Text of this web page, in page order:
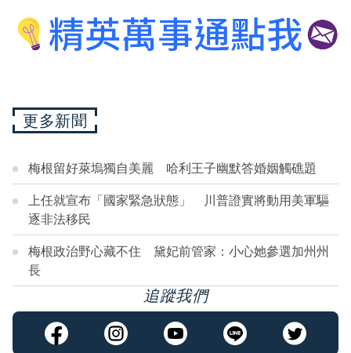
更多新聞
梅根留好萊塢獨自美麗 哈利王子幽默答婚姻觸礁題
上任就宣布「國家緊急狀態」 川普證實將動用美軍驅
逐非法移民
梅根政治野心藏不住 黛妃前管家：小心她參選加州州
長
追蹤我們